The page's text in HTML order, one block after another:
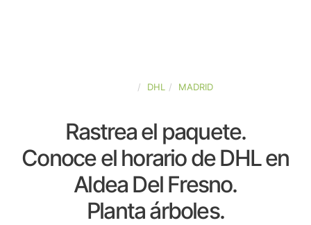
DHL MADRID
Rastrea el paquete.
Conoce el horario de DHL en
Aldea Del Fresno.
Planta árboles.